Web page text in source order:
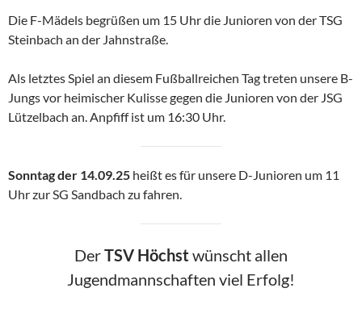
Die F-Mädels begrüßen um 15 Uhr die Junioren von der TSG
Steinbach an der Jahnstraße.
Als letztes Spiel an diesem Fußballreichen Tag treten unsere B-
Jungs vor heimischer Kulisse gegen die Junioren von der JSG
Lützelbach an. Anpfiff ist um 16:30 Uhr.
Sonntag der 14.09.25 heißt es für unsere D-Junioren um 11
Uhr zur SG Sandbach zu fahren.
DerTSV Höchst wünscht allen
Jugendmannschaften viel Erfolg!